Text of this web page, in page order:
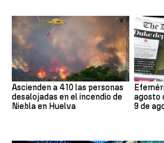
Ascienden a 410 las personas
desalojadas en el incendio de
Niebla en Huelva
agosto
9 de